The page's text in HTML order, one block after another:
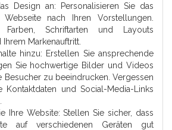
Design an: Personalisieren Sie das
nach Ihren Vorstellungen.
Schriftarten und Layouts
Markenauftritt.
hinzu: Erstellen Sie ansprechende
Sie hochwertige Bilder und Videos
Besucher zu beeindrucken. Vergessen
Kontaktdaten und Social-Media-Links
Ihre Website: Stellen Sie sicher, dass
auf verschiedenen Geräten gut